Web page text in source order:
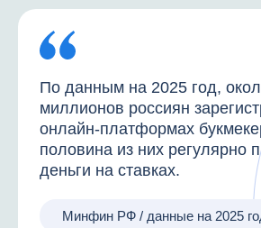
По данным на 2025 год,
миллионов россиян
онлайн-платформах
половина из них регулярно
деньги на ставках.
Минфин РФ / данные на 2025